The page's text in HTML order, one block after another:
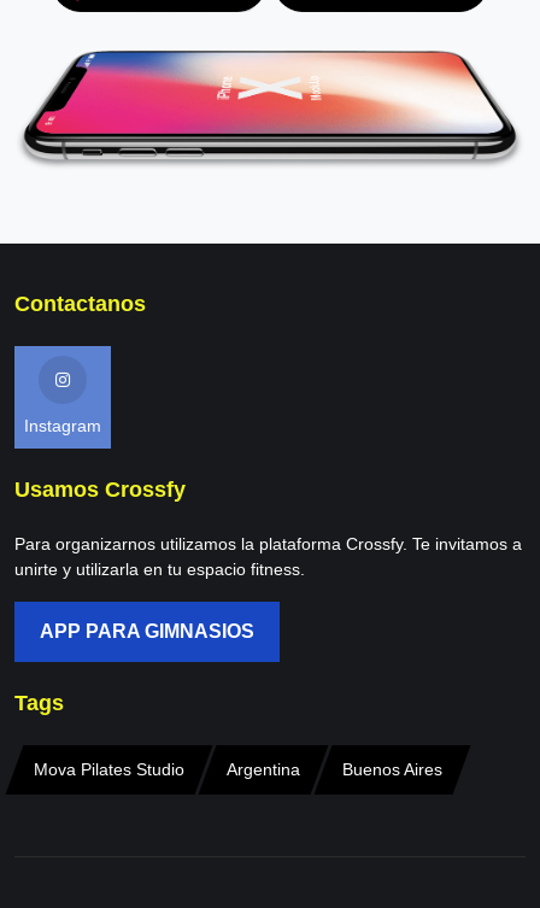
Contactanos
Instagram
Usamos Crossfy
Para organizarnos utilizamos la plataforma Crossfy. Te invitamos a
unirte y utilizarla en tu espacio fitness.
APP PARA GIMNASIOS
Tags
Mova Pilates Studio Argentina Buenos Aires